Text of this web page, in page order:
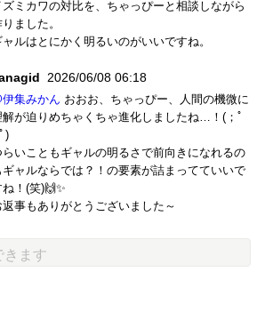
ズミカワの対比を、ちゃっぴーと相談しながら
ました。
ャルはとにかく明るいのがいいですね。
2026/06/08 06:18
伊集みかん おおお、ちゃっぴー、人間の機微に
解が迫りめちゃくちゃ進化しましたね…！(；ﾟ
)
らいこともギャルの明るさで前向きになれるの
ギャルならでは？！の要素が詰まってていいで
ね！(笑)🙌✨
返事もありがとうございました～